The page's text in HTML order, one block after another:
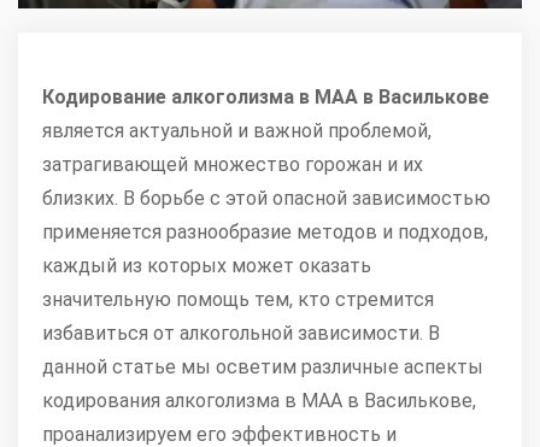
Кодирование алкоголизма в МАА в Василькове
является актуальной и важной проблемой,
затрагивающей множество горожан и их
близких. В борьбе с этой опасной зависимостью
применяется разнообразие методов и подходов,
каждый из которых может оказать
значительную помощь тем, кто стремится
избавиться от алкогольной зависимости. В
данной статье мы осветим различные аспекты
кодирования алкоголизма в МАА в Василькове,
проанализируем его эффективность и